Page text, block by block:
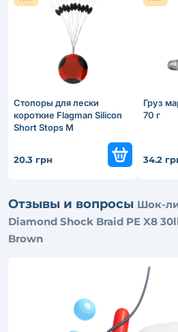
Стопоры для лески
короткие Flagman Silicon
Short Stops M
20.3 грн
Груз
70 г
34.2
Отзывы и вопросы Шок-
Diamond Shock Braid PE X8
Brown